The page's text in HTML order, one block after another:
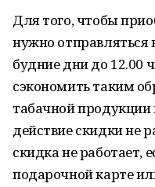
Для того, чтобы
нужно отправляться
будние дни до 12.00
сэкономить таким
табачной
действие скидки не
скидка не работает,
подарочной карте